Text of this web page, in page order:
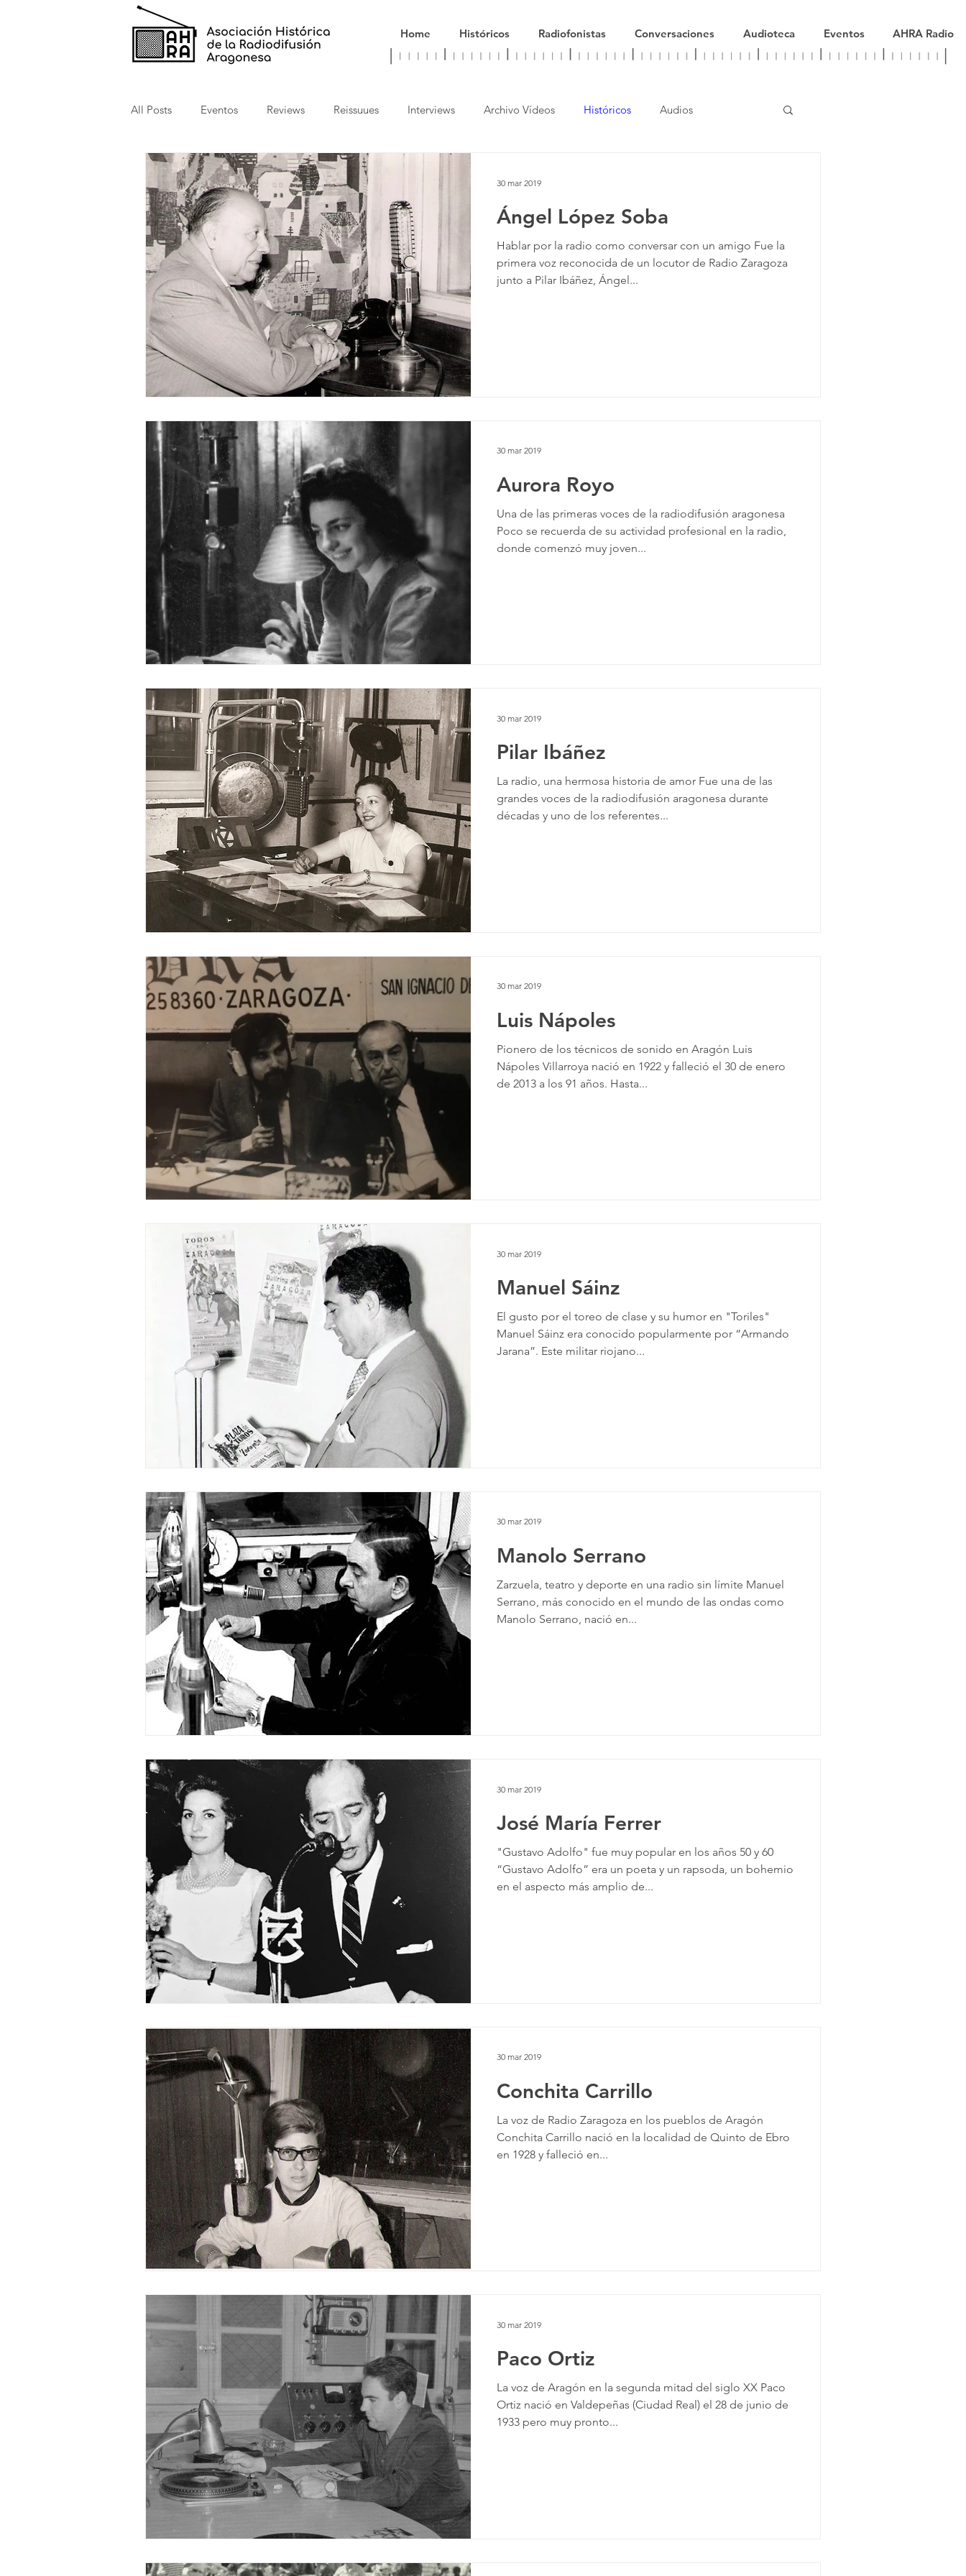
Home Históricos Radiofonistas Conversaciones Audioteca Eventos AHRA Radio
All Posts Eventos Reviews Reissuues Interviews Archivo Vídeos Históricos Audios
Anécdotas Oyentes Conversaciones
Ángel López Soba
Hablar por la radio como conversar con un amigo Fue la
primera voz reconocida de un locutor de Radio Zaragoza
junto a Pilar Ibáñez, Ángel...
30 mar 2019
Aurora Royo
Una de las primeras voces de la radiodifusión aragonesa
Poco se recuerda de su actividad profesional en la radio,
donde comenzó muy joven...
30 mar 2019
Pilar Ibáñez
La radio, una hermosa historia de amor Fue una de las
grandes voces de la radiodifusión aragonesa durante
décadas y uno de los referentes...
30 mar 2019
Luis Nápoles
Pionero de los técnicos de sonido en Aragón Luis
Nápoles Villarroya nació en 1922 y falleció el 30 de enero
de 2013 a los 91 años. Hasta...
30 mar 2019
Manuel Sáinz
El gusto por el toreo de clase y su humor en "Toriles"
Manuel Sáinz era conocido popularmente por “Armando
Jarana”. Este militar riojano...
30 mar 2019
Manolo Serrano
Zarzuela, teatro y deporte en una radio sin límite Manuel
Serrano, más conocido en el mundo de las ondas como
Manolo Serrano, nació en...
30 mar 2019
José María Ferrer
"Gustavo Adolfo" fue muy popular en los años 50 y 60
“Gustavo Adolfo” era un poeta y un rapsoda, un bohemio
en el aspecto más amplio de...
30 mar 2019
Conchita Carrillo
La voz de Radio Zaragoza en los pueblos de Aragón
Conchita Carrillo nació en la localidad de Quinto de Ebro
en 1928 y falleció en...
30 mar 2019
Paco Ortiz
La voz de Aragón en la segunda mitad del siglo XX Paco
Ortiz nació en Valdepeñas (Ciudad Real) el 28 de junio de
1933 pero muy pronto...
30 mar 2019